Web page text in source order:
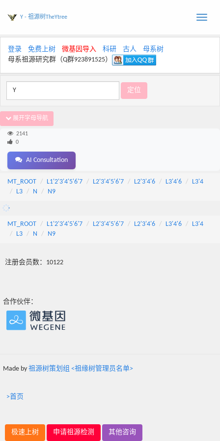
Toggle
Y - 祖源树TheYtree
登录 免费上树 微基因导入 科研 古人
母系树
母系祖源研究群（Q群923891525）
展开字母导航
2141
0
AI Consultation
MT_ROOT L1'2'3'4'5'6'7 L2'3'4'5'6'7 L2'3'4'6 L3'4'6
L3'4
L3
N N9
MT_ROOT L1'2'3'4'5'6'7 L2'3'4'5'6'7 L2'3'4'6 L3'4'6
L3'4
L3
N N9
注册会员数：10122
合作伙伴：
Made by 祖源树策划组 <祖缘树管理员名单>
>首页
极速上树 申请祖源检测 其他咨询